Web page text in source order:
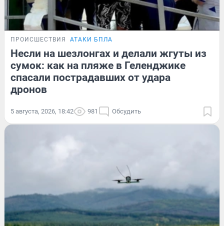
ПРОИСШЕСТВИЯ АТАКИ БПЛА
Несли на шезлонгах и делали жгуты из
сумок: как на пляже в Геленджике
спасали пострадавших от удара
дронов
5 августа, 2026, 18:42 981 Обсудить